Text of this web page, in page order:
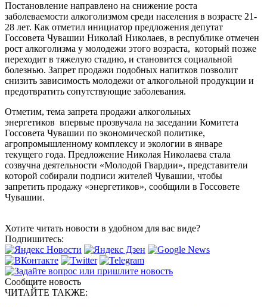
Постановление направлено на снижение роста
заболеваемости алкоголизмом среди населения в возрасте 21-
28 лет. Как отметил инициатор предложения депутат
Госсовета Чувашии Николай Николаев, в республике отмечен
рост алкоголизма у молодежи этого возраста, который позже
переходит в тяжелую стадию, и становится социальной
болезнью. Запрет продажи подобных напитков позволит
снизить зависимость молодежи от алкогольной продукции и
предотвратить сопутствующие заболевания.
Отметим, тема запрета продажи алкогольных
энергетиков впервые прозвучала на заседании Комитета
Госсовета Чувашии по экономической политике,
агропромышленному комплексу и экологии в январе
текущего года. Предложение Николая Николаева стала
созвучна деятельности «Молодой Гвардии», представители
которой собирали подписи жителей Чувашии, чтобы
запретить продажу «энергетиков», сообщили в Госсовете
Чувашии.
Хотите читать новости в удобном для вас виде?
Подпишитесь:
Сообщите новость
ЧИТАЙТЕ ТАКЖЕ: